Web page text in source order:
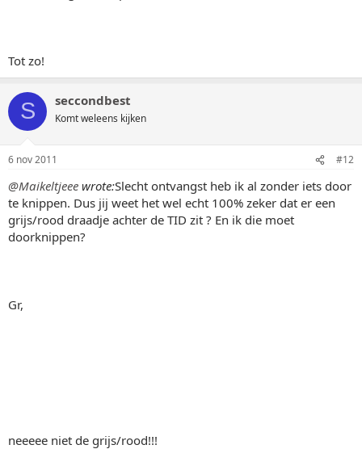
Tot zo!
S seccondbest
Komt weleens kijken
6 nov 2011 #12
@Maikeltjeee wrote:Slecht ontvangst heb ik al zonder iets door
te knippen. Dus jij weet het wel echt 100% zeker dat er een
grijs/rood draadje achter de TID zit ? En ik die moet
doorknippen?
Gr,
neeeee niet de grijs/rood!!!